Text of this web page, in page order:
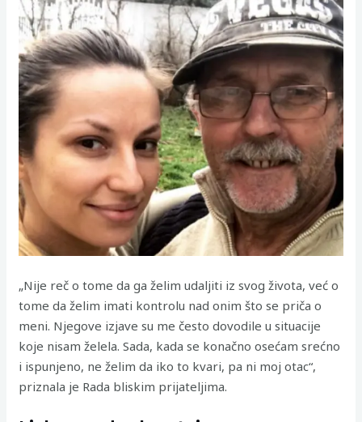
„Nije reč o tome da ga želim udaljiti iz svog života, već o
tome da želim imati kontrolu nad onim što se priča o
meni. Njegove izjave su me često dovodile u situacije
koje nisam želela. Sada, kada se konačno osećam srećno
i ispunjeno, ne želim da iko to kvari, pa ni moj otac“,
priznala je Rada bliskim prijateljima.